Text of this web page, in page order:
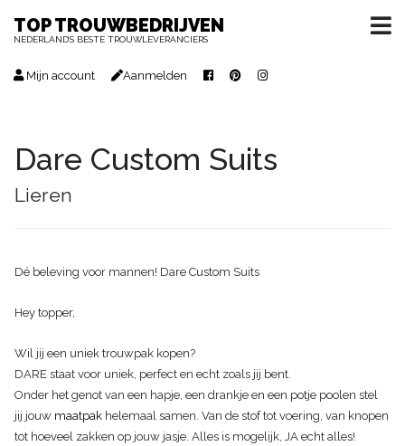
TOP TROUWBEDRIJVEN
NEDERLAND’S BESTE TROUWLEVERANCIERS
Mijn account Aanmelden
Dare Custom Suits
Lieren
Dé beleving voor mannen! Dare Custom Suits
Hey topper,
Wil jij een uniek trouwpak kopen?
DARE staat voor uniek, perfect en echt zoals jij bent.
Onder het genot van een hapje, een drankje en een potje poolen stel
jij jouw maatpak helemaal samen. Van de stof tot voering, van knopen
tot hoeveel zakken op jouw jasje. Alles is mogelijk, JA echt alles!